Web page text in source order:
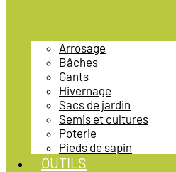
Arrosage
Bâches
Gants
Hivernage
Sacs de jardin
Semis et cultures
Poterie
Pieds de sapin
OUTILS